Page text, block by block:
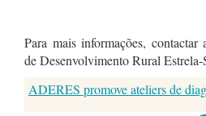
Para mais informações, contactar
de Desenvolvimento Rural Estrela-
ADERES promove ateliers de